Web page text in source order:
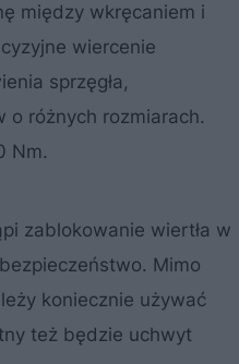
między wkręcaniem i
wiercenie
sprzęgła,
różnych rozmiarach.
Nm.
zablokowanie wiertła w
Mimo
koniecznie używać
też będzie uchwyt